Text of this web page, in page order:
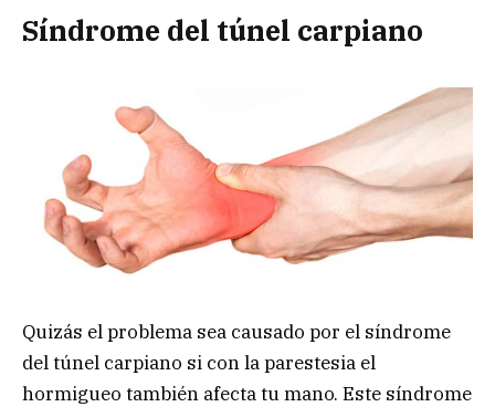
Síndrome del túnel carpiano
Quizás el problema sea causado por el síndrome
del túnel carpiano si con la parestesia el
hormigueo también afecta tu mano. Este síndrome